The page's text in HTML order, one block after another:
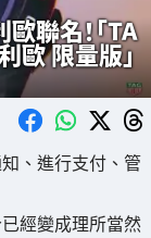
聯名！「TA
限量版」
、進行支付、管
經變成理所當然